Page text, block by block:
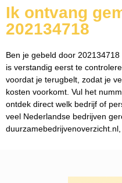
Ik ontvang
202134718
Ben je gebeld door
is verstandig eerst te
voordat je terugbelt, zodat je
kosten voorkomt. Vul het
ontdek direct welk bedrijf of
veel Nederlandse bedrijven